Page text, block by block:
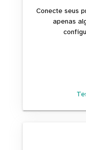
Conecte seus
apenas